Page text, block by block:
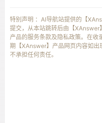
特别声明 ：AI导航站提供的【
提交，从本站跳转后由【
产品的服务条款及隐私政策。在
期【XAnswer】产品网页内容如出
不承担任何责任。